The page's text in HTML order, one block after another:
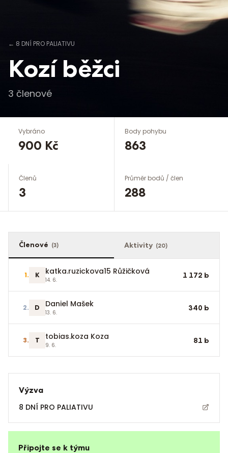
← 8 DNÍ PRO PALIATIVU
Kozí běžci
3 členové
Vybráno
900 Kč
Body pohybu
863
Členů
3
Průměr bodů / člen
288
Členové (3) Aktivity (20)
1. K katka.ruzickova15 Růžičková
14. 6.
1 172 b
2. D Daniel Mašek
13. 6.
340 b
3. T tobias.koza Koza
9. 6.
81 b
Výzva
8 DNÍ PRO PALIATIVU
Připojte se k týmu